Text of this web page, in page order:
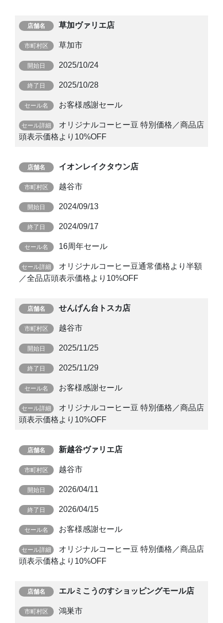
草加ヴァリエ店
草加市
2025/10/24
2025/10/28
お客様感謝セール
オリジナルコーヒー豆 特別価格／商品店
頭表示価格より10%OFF
イオンレイクタウン店
越谷市
2024/09/13
2024/09/17
16周年セール
オリジナルコーヒー豆通常価格より半額
／全品店頭表示価格より10%OFF
せんげん台トスカ店
越谷市
2025/11/25
2025/11/29
お客様感謝セール
オリジナルコーヒー豆 特別価格／商品店
頭表示価格より10%OFF
新越谷ヴァリエ店
越谷市
2026/04/11
2026/04/15
お客様感謝セール
オリジナルコーヒー豆 特別価格／商品店
頭表示価格より10%OFF
エルミこうのすショッピングモール店
鴻巣市